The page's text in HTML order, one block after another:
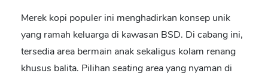
Merek kopi populer ini menghadirkan konsep unik
yang ramah keluarga di kawasan BSD. Di cabang ini,
tersedia area bermain anak sekaligus kolam renang
khusus balita. Pilihan seatingareayang nyaman di